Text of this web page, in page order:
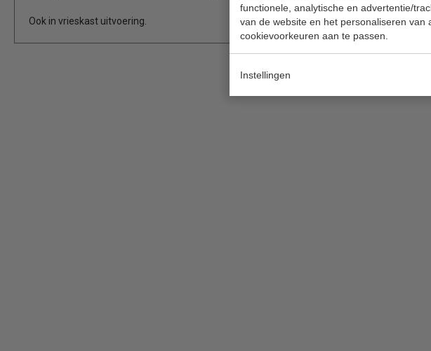
functionele, analytische en advertentie/
van de website en het personaliseren
cookievoorkeuren aan te passen.
Instellingen
Ook in vrieskast uitvoering.